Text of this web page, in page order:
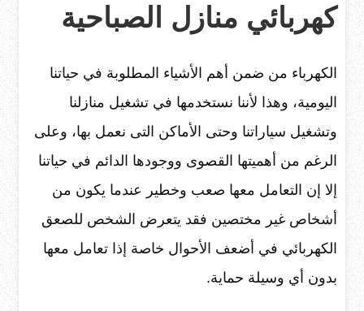
كهربائي منازل الصباحية
الكهرباء من ضمن أهم الأشياء المطلوبة في حياتنا
اليومية، وهذا لأننا نستخدمها في تشغيل منازلنا
وتشغيل سياراتنا وحتى الأماكن التى نعمل بها، وعلى
الرغم من أهميتها القصوى ووجودها الدائم في حياتنا
إلا إن التعامل معها صعب وخطير عندما يكون من
أشخاص غير مختصين فقد يتعرض الشخص للصعق
الكهربائي في أضعف الأحوال خاصة إذا تعامل معها
بدون أي وسيلة حماية.